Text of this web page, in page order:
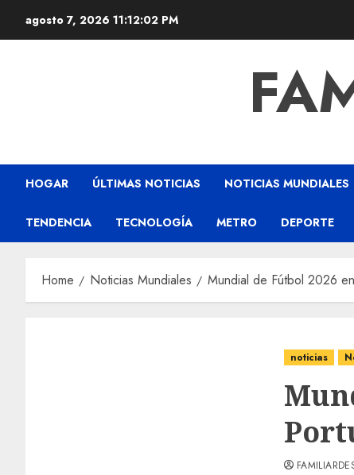
agosto 7, 2026 11:12:02 PM
HOGAR ÚLTIMAS NOTICIAS NOTICIAS MUNDIALES
TENDENCIA TECNOLOGÍA METRO DEPORTE
Home Noticias Mundiales Mundial de Fútbol 2026
noticias